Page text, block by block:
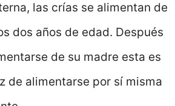
las crías se alimentan de
dos años de edad. Después
de su madre esta es
de alimentarse por sí misma